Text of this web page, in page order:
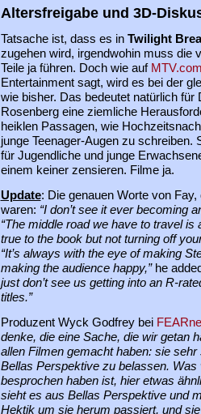
Altersfreigabe und 3D-
Tatsache ist, dass es in Twilight
zugehen wird, irgendwohin muss die
Teile ja führen. Doch wie auf
Entertainment sagt, wird es bei der
wie bisher. Das bedeutet natürlich für
Rosenberg eine ziemliche
heiklen Passagen, wie
junge Teenager-Augen zu schreiben.
für Jugendliche und junge
einem keiner zensieren. Filme ja.
Update: Die genauen Worte von
waren: “I don’t see it ever becoming
“The middle road we have to travel
true to the book but not turning off
“It’s always with the eye of making
making the audience happy,” he
just don’t see us getting into an R-
titles.”
Produzent Wyck Godfrey bei
denke, die eine Sache, die wir getan
allen Filmen gemacht haben: sie
Bellas Perspektive zu belassen. Was
besprochen haben ist, hier etwas
sieht es aus Bellas Perspektive und
Hektik um sie herum passiert, und